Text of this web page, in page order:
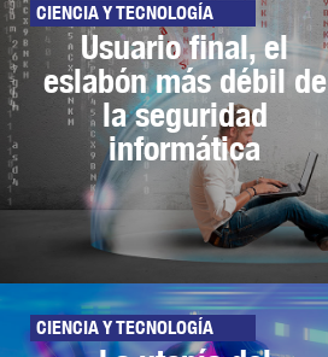
CIENCIA Y TECNOLOGÍA
Usuario final, el
eslabón más débil de
la seguridad
informática
CIENCIA Y TECNOLOGÍA